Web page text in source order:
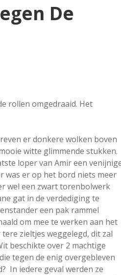
De
rollen omgedraaid. Het
er donkere wolken boven
witte glimmende stukken.
loper van Amir een
was er op het bord niets meer
wel een zwart torenbolwerk
gat in de verdediging te
een pak rammel
om mee te werken aan het
zieltjes weggelegd, dit zal
beschikte over 2 machtige
tegen de enig overgebleven
In iedere geval werden ze